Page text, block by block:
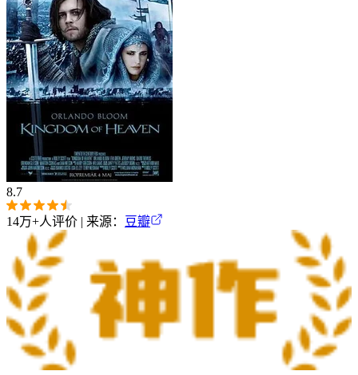
8.7
14万+人评价 | 来源： 豆瓣